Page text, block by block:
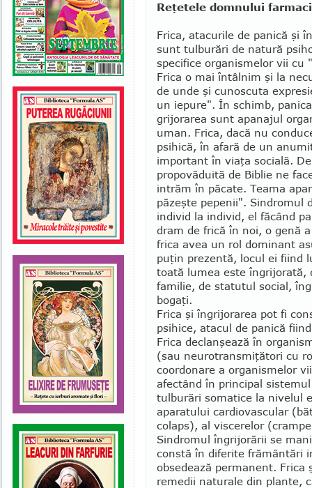
Reţetele domnului
Frica, atacurile de panică şi
sunt tulburări de natură
specifi­ce organismelor vii cu
Frica o mai întâlnim şi la
de unde şi cunoscuta
un iepure". În schimb,
grijorarea sunt apanajul
uman. Frica, dacă nu
psihică, în afară de un
important în viaţa socială.
propovă­duită de Biblie ne
intrăm în păcate. Teama
păzeşte pepenii". Sindromul
individ la individ, el făcând
dram de frică în noi, o genă
frica avea un rol dominant
puţin pre­zentă, locul ei fiind
toată lumea este
familie, de statutul social,
bogaţi.
Frica şi îngrijorarea pot fi
psihice, atacul de panică
Frica de­clanşează în
(sau neu­rotransmi­ţători cu
coor­donare a orga­nis­melor
afectând în principal
tulbu­rări somatice la ni­velul
aparatului cardio­vascular
co­laps), al viscerelor
Sindromul îngri­jorării se
constă în dife­rite frământări
obsedează permanent.
remedii naturale din plan­te,